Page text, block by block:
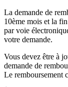
La demande de
10ème mois et la
par voie
votre demande.
Vous devez être à
demande de
Le remboursement